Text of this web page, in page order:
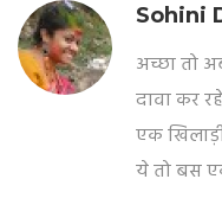
Sohini
अच्छा तो
दावा कर
एक
ये तो बस